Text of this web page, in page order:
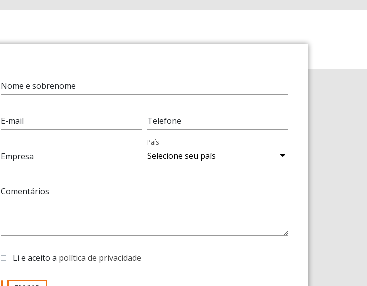
Nome e sobrenome
E-mail Telefone
Empresa
País
Comentários
Li e aceito a política de privacidade